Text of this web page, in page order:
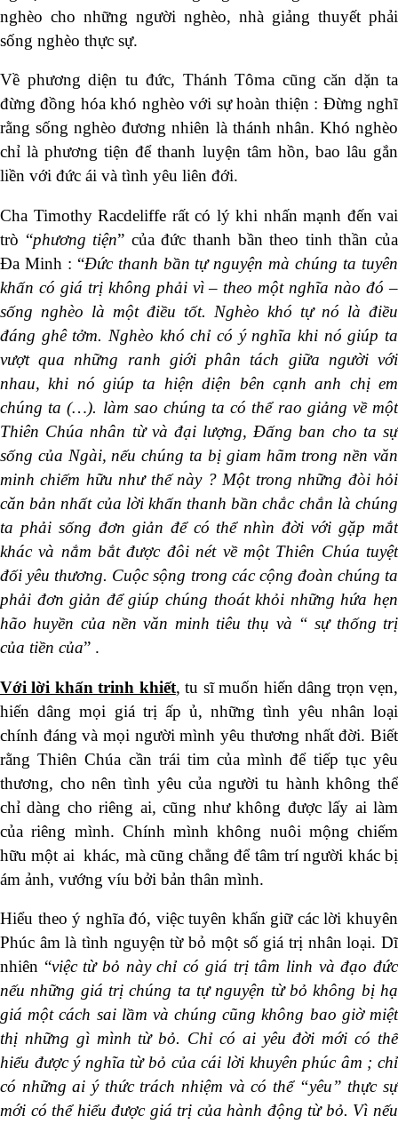
nghèo cho những người nghèo, nhà giảng thuyết phải
sống nghèo thực sự.
Về phương diện tu đức, Thánh Tôma cũng căn dặn ta
đừng đồng hóa khó nghèo với sự hoàn thiện : Đừng nghĩ
rằng sống nghèo đương nhiên là thánh nhân. Khó nghèo
chỉ là phương tiện để thanh luyện tâm hồn, bao lâu gắn
liền với đức ái và tình yêu liên đới.
Cha Timothy Racdeliffe rất có lý khi nhấn mạnh đến vai
trò “phương tiện” của đức thanh bần theo tinh thần của
Đa Minh : “Đức thanh bần tự nguyện mà chúng ta tuyên
khấn có giá trị không phải vì – theo một nghĩa nào đó –
sống nghèo là một điều tốt. Nghèo khó tự nó là điều
đáng ghê tởm. Nghèo khó chỉ có ý nghĩa khi nó giúp ta
vượt qua những ranh giới phân tách giữa người với
nhau, khi nó giúp ta hiện diện bên cạnh anh chị em
chúng ta (…). làm sao chúng ta có thể rao giảng về một
Thiên Chúa nhân từ và đại lượng, Đấng ban cho ta sự
sống của Ngài, nếu chúng ta bị giam hãm trong nền văn
minh chiếm hữu như thế này ? Một trong những đòi hỏi
căn bản nhất của lời khấn thanh bần chắc chắn là chúng
ta phải sống đơn giản để có thể nhìn đời với gặp mắt
khác và nắm bắt được đôi nét về một Thiên Chúa tuyệt
đối yêu thương. Cuộc sộng trong các cộng đoàn chúng ta
phải đơn giản để giúp chúng thoát khỏi những hứa hẹn
hão huyền của nền văn minh tiêu thụ và “ sự thống trị
của tiền của” .
Với lời khấn trinh khiết, tu sĩ muốn hiến dâng trọn vẹn,
hiến dâng mọi giá trị ấp ủ, những tình yêu nhân loại
chính đáng và mọi người mình yêu thương nhất đời. Biết
rằng Thiên Chúa cần trái tim của mình để tiếp tục yêu
thương, cho nên tình yêu của người tu hành không thể
chỉ dàng cho riêng ai, cũng như không được lấy ai làm
của riêng mình. Chính mình không nuôi mộng chiếm
hữu một ai khác, mà cũng chẳng để tâm trí người khác bị
ám ảnh, vướng víu bởi bản thân mình.
Hiểu theo ý nghĩa đó, việc tuyên khấn giữ các lời khuyên
Phúc âm là tình nguyện từ bỏ một số giá trị nhân loại. Dĩ
nhiên “việc từ bỏ này chỉ có giá trị tâm linh và đạo đức
nếu những giá trị chúng ta tự nguyện từ bỏ không bị hạ
giá một cách sai lầm và chúng cũng không bao giờ miệt
thị những gì mình từ bỏ. Chỉ có ai yêu đời mới có thể
hiểu được ý nghĩa từ bỏ của cái lời khuyên phúc âm ; chỉ
có những ai ý thức trách nhiệm và có thể “yêu” thực sự
mới có thể hiểu được giá trị của hành động từ bỏ. Vì nếu